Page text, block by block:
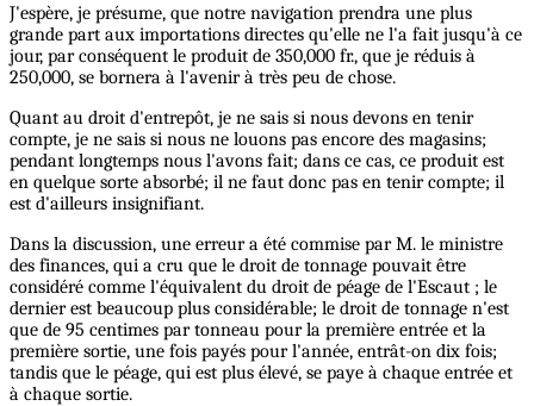
J'espère, je présume, que notre navigation prendra une plus
grande part aux importations directes qu'elle ne l'a fait jusqu'à ce
jour, par conséquent le produit de 350,000 fr., que je réduis à
250,000, se bornera à l'avenir à très peu de chose.
Quant au droit d'entrepôt, je ne sais si nous devons en tenir
compte, je ne sais si nous ne louons pas encore des magasins;
pendant longtemps nous l'avons fait; dans ce cas, ce produit est
en quelque sorte absorbé; il ne faut donc pas en tenir compte; il
est d'ailleurs insignifiant.
Dans la discussion, une erreur a été commise par M. le ministre
des finances, qui a cru que le droit de tonnage pouvait être
considéré comme l'équivalent du droit de péage de l'Escaut ; le
dernier est beaucoup plus considérable; le droit de tonnage n'est
que de 95 centimes par tonneau pour la première entrée et la
première sortie, une fois payés pour l'année, entrât-on dix fois;
tandis que le péage, qui est plus élevé, se paye à chaque entrée et
à chaque sortie.